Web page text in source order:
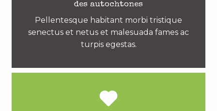
des autochtones
Pellentesque habitant morbi tristique
senectus et netus et malesuada fames ac
turpis egestas.